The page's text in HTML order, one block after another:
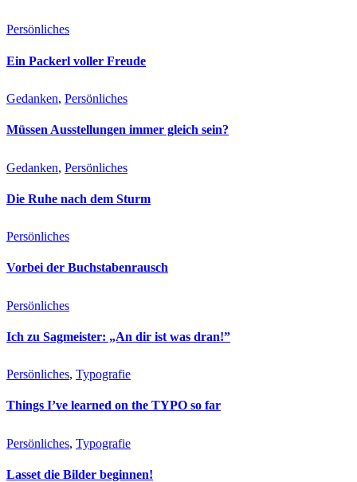
Persönliches
Ein Packerl voller Freude
Gedanken, Persönliches
Müssen Ausstellungen immer gleich sein?
Gedanken, Persönliches
Die Ruhe nach dem Sturm
Persönliches
Vorbei der Buchstabenrausch
Persönliches
Ich zu Sagmeister: „An dir ist was dran!”
Persönliches, Typografie
Things I’ve learned on the TYPO so far
Persönliches, Typografie
Lasset die Bilder beginnen!